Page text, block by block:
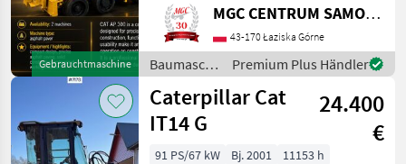
Gebrauchtmaschine
SUBARU в Лазиска Горне
представя
асфалтополагащата
машина CATERPILLAR AP
300. Тази машина е без
инциден
MGC CENTRUM SAMOCHODOW DOSTAWCZYCH
43-170 Łaziska Górne
Baumaschinen
/ CAT
Premium Plus Händler
Caterpillar Cat
IT14 G
24.400
€
91 PS/67 kW Bj. 2001
11153 h